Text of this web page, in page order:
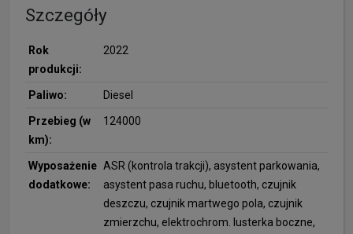
Szczegóły
Rok
produkcji:
2022
Paliwo: Diesel
Przebieg (w
km):
124000
Wyposażenie
dodatkowe:
ASR (kontrola trakcji), asystent parkowania,
asystent pasa ruchu, bluetooth, czujnik
deszczu, czujnik martwego pola, czujnik
zmierzchu, elektrochrom. lusterka boczne,